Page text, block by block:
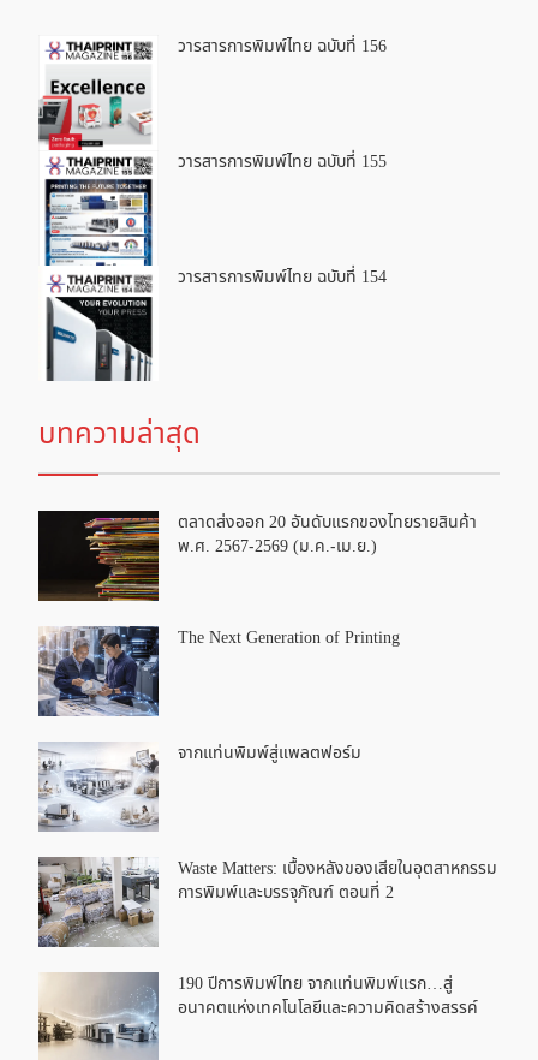
วารสารการพิมพ์ไทย ฉบับที่ 156
วารสารการพิมพ์ไทย ฉบับที่ 155
วารสารการพิมพ์ไทย ฉบับที่ 154
บทความล่าสุด
ตลาดส่งออก 20 อันดับแรกของไทยรายสินค้า
พ.ศ. 2567-2569 (ม.ค.-เม.ย.)
The Next Generation of Printing
จากแท่นพิมพ์สู่แพลตฟอร์ม
Waste Matters: เบื้องหลังของเสียในอุตสาหกรรม
การพิมพ์และบรรจุภัณฑ์ ตอนที่ 2
190 ปีการพิมพ์ไทย จากแท่นพิมพ์แรก…สู่
อนาคตแห่งเทคโนโลยีและความคิดสร้างสรรค์